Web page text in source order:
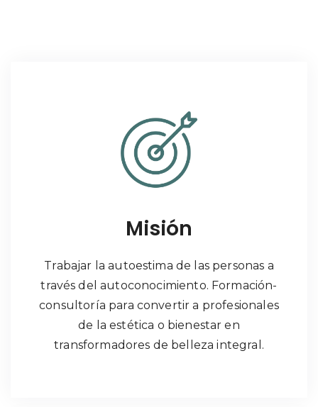
Misión
Trabajar la autoestima de las personas a
través del autoconocimiento. Formación-
consultoría para convertir a profesionales
de la estética o bienestar en
transformadores de belleza integral.